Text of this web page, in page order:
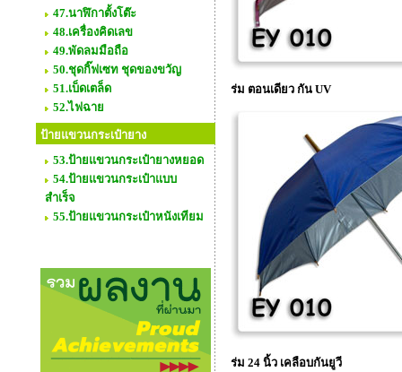
47.นาฬิกาตั้งโต๊ะ
48.เครื่องคิดเลข
49.พัดลมมือถือ
50.ชุดกิ๊ฟเซท ชุดของขวัญ
51.เบ็ดเตล็ด
52.ไฟฉาย
ป้ายแขวนกระเป๋ายาง
53.ป้ายแขวนกระเป๋ายางหยอด
54.ป้ายแขวนกระเป๋าแบบ
สำเร็จ
55.ป้ายแขวนกระเป๋าหนังเทียม
ร่ม ตอนเดียว กัน UV
ร่ม 24 นิ้ว เคลือบกันยูวี